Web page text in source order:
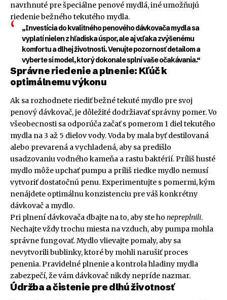
navrhnuté pre špeciálne penové mydlá, iné umožňujú
riedenie bežného tekutého mydla.
„Investícia do kvalitného penového dávkovača mydla sa
vyplatí nielen z hľadiska úspor, ale aj vďaka zvýšenému
komfortu a dlhej životnosti. Venujte pozornosť detailom a
vyberte si model, ktorý dokonale splní vaše očakávania.“
Správne riedenie a plnenie: Kľúč k
optimálnemu výkonu
Ak sa rozhodnete riediť bežné tekuté mydlo pre svoj
penový dávkovač, je dôležité dodržiavať správny pomer. Vo
všeobecnosti sa odporúča začať s pomerom 1 diel tekutého
mydla na 3 až 5 dielov vody. Voda by mala byť destilovaná
alebo prevarená a vychladená, aby sa predišlo
usadzovaniu vodného kameňa a rastu baktérií. Príliš husté
mydlo môže upchať pumpu a príliš riedke mydlo nemusí
vytvoriť dostatočnú penu. Experimentujte s pomermi, kým
nenájdete optimálnu konzistenciu pre váš konkrétny
dávkovač a mydlo.
Pri plnení dávkovača dbajte na to, aby ste ho nepreplnili.
Nechajte vždy trochu miesta na vzduch, aby pumpa mohla
správne fungovať. Mydlo vlievajte pomaly, aby sa
nevytvorili bublinky, ktoré by mohli narušiť proces
penenia. Pravidelné plnenie a kontrola hladiny mydla
zabezpečí, že vám dávkovač nikdy nepríde nazmar.
Údržba a čistenie pre dlhú životnosť